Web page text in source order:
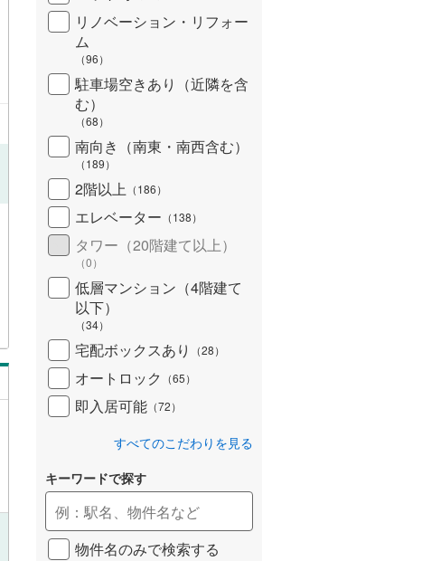
リノベーション・リフォー
ム
（96）
駐車場空きあり（近隣を含
む）
（68）
南向き（南東・南西含む）
（189）
2階以上 （186）
エレベーター （138）
タワー（20階建て以上）
（0）
低層マンション（4階建て
以下）
（34）
宅配ボックスあり （28）
オートロック （65）
即入居可能 （72）
すべてのこだわりを見る
キーワードで探す
物件名のみで検索する